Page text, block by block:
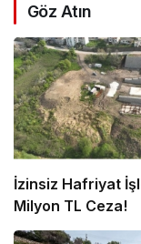
Göz Atın
İzinsiz Hafriyat
Milyon TL Ceza!